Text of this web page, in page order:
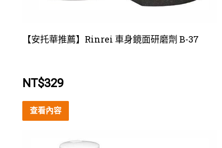
【安托華推薦】Rinrei 車身鏡面研磨劑 B-37
NT$329
查看內容